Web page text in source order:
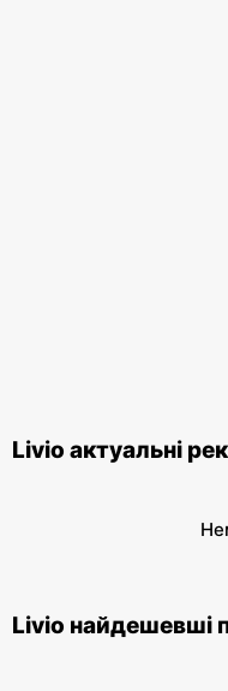
Livio актуальні
Livio найдешевші